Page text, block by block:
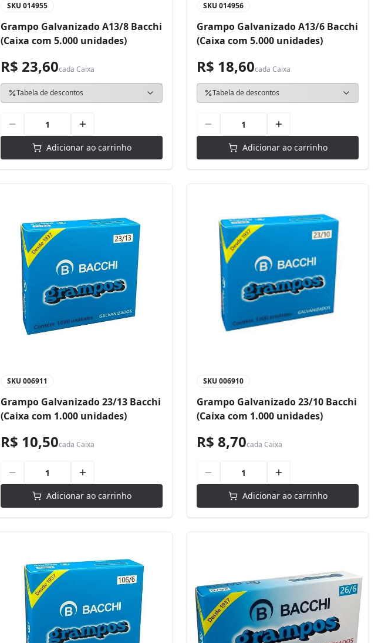
SKU 014955
Grampo Galvanizado A13/8 Bacchi
(Caixa com 5.000 unidades)
R$ 23,60cada Caixa
Tabela de descontos
Adicionar ao carrinho
SKU 014956
Grampo Galvanizado A13/6 Bacchi
(Caixa com 5.000 unidades)
R$ 18,60cada Caixa
Tabela de descontos
Adicionar ao carrinho
SKU 006911
Grampo Galvanizado 23/13 Bacchi
(Caixa com 1.000 unidades)
R$ 10,50cada Caixa
Adicionar ao carrinho
SKU 006910
Grampo Galvanizado 23/10 Bacchi
(Caixa com 1.000 unidades)
R$ 8,70cada Caixa
Adicionar ao carrinho